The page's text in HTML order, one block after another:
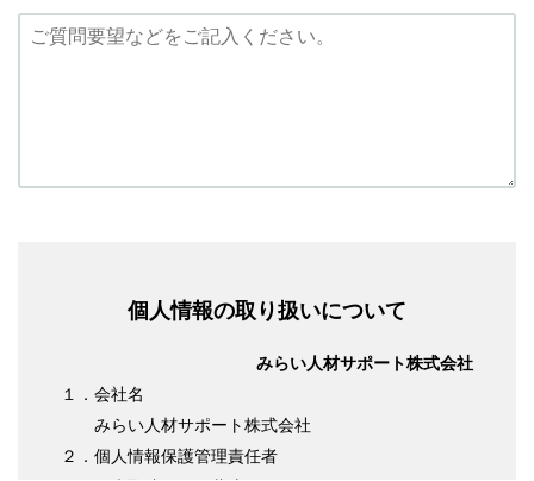
個人情報の取り扱いについて
みらい人材サポート株式会社
１．会社名
みらい人材サポート株式会社
２．個人情報保護管理責任者